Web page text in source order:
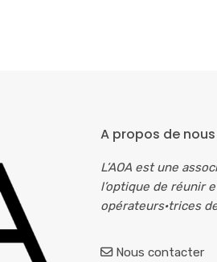
A propos de nous
L’AOA est une
l’optique de réunir
opérateurs·trices
Nous contacter